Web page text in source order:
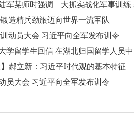
军某师时强调：大抓实战化军事训
造精兵劲旅迈向世界一流军队
动员大会 习近平向全军发布训令
学留学生回信 在湖北归国留学人员
】郝立新：习近平时代观的基本特征
员大会 习近平向全军发布训令